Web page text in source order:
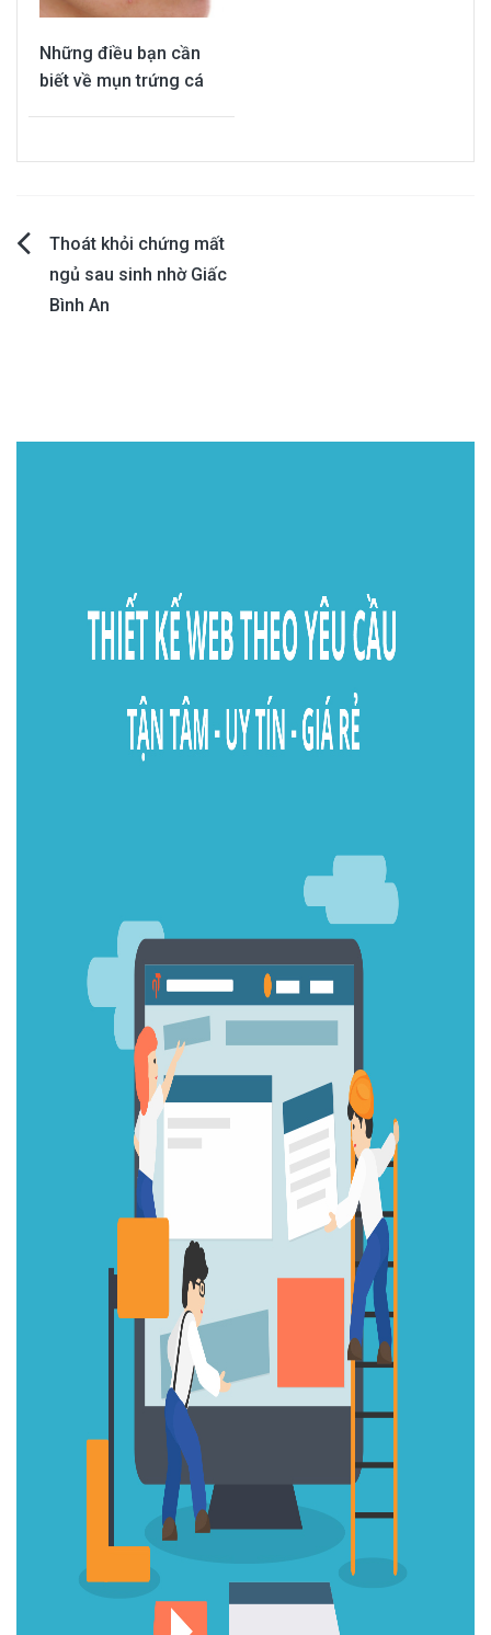
Những điều bạn cần
biết về mụn trứng cá
Post
navigation
Thoát khỏi chứng mất
ngủ sau sinh nhờ Giấc
Bình An